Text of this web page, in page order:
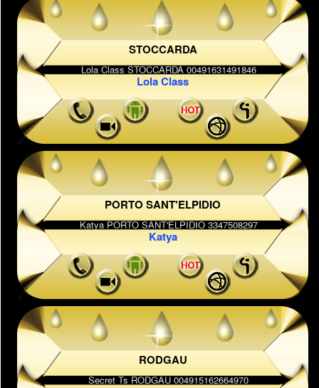
STOCCARDA
Lola Class
PORTO SANT'ELPIDIO
Katya
RODGAU